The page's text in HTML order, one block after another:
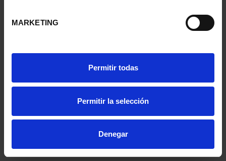
MARKETING
Permitir todas
Permitir la selección
Denegar